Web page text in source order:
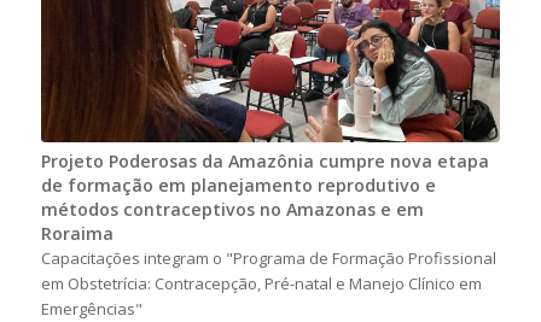
Projeto Poderosas da Amazônia cumpre nova etapa
de formação em planejamento reprodutivo e
métodos contraceptivos no Amazonas e em
Roraima
Capacitações integram o "Programa de Formação Profissional
em Obstetrícia: Contracepção, Pré-natal e Manejo Clínico em
Emergências"